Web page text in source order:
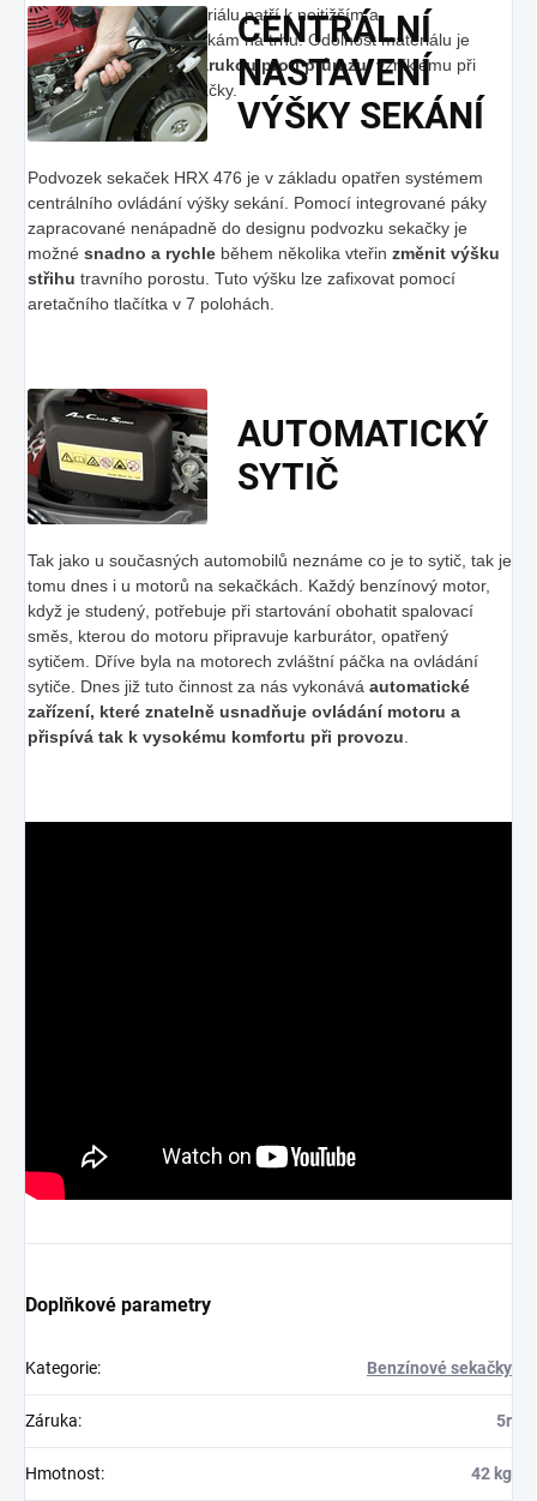
vyrobené z tohoto materiálu patří k nejtižším a
nejkomfortnějším sekačkám na trhu. Odolnost materiálu je
podtrženadoživotní zárukou proti průrazu, vzniklému při
běžném používání sekačky.
CENTRÁLNÍ
NASTAVENÍ
VÝŠKY SEKÁNÍ
Podvozek sekaček HRX 476 je v základu opatřen systémem
centrálního ovládání výšky sekání. Pomocí integrované páky
zapracované nenápadně do designu podvozku sekačky je
možné snadno a rychle během několika vteřin změnit výšku
střihu travního porostu. Tuto výšku lze zafixovat pomocí
aretačního tlačítka v 7 polohách.
AUTOMATICKÝ
SYTIČ
Tak jako u současných automobilů neznáme co je to sytič, tak je
tomu dnes i u motorů na sekačkách. Každý benzínový motor,
když je studený, potřebuje při startování obohatit spalovací
směs, kterou do motoru připravuje karburátor, opatřený
sytičem. Dříve byla na motorech zvláštní páčka na ovládání
sytiče. Dnes již tuto činnost za nás vykonává automatické
zařízení, které znatelně usnadňuje ovládání motoru a
přispívá tak k vysokému komfortu při provozu
Doplňkové parametry
Kategorie: Benzínové sekačky
Záruka: 5r
Hmotnost: 42 kg